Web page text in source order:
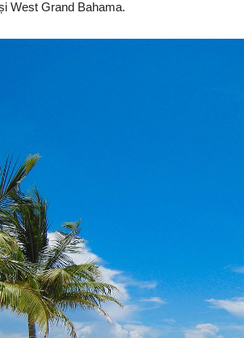
West Grand Bahama.